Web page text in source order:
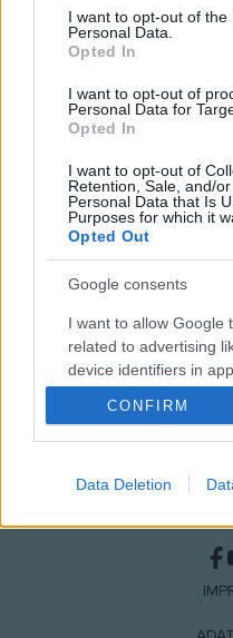
consent section.
I want to opt-out of the
Personal Data.
Opted In
I want to opt-out of
Personal Data for
Opted In
I want to opt-out of
Retention, Sale, and/
Personal Data that Is
Purposes for which it
Opted Out
Google consents
I want to allow Google
related to advertising
device identifiers in
I want to allow my
Google for online
I want to allow Google
I want to allow Google
device identifiers in
CONFIRM
Data Deletion
kedveskedni. Egy új
Tankcsapda életéről
össze. És, hogy a
bizonyítja, hogy
napokban arany DVD lett.